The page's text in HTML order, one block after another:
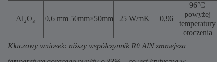
Al₂O₃ 0,6 mm 50mm×50mm 25 W/mK 0,96
96°C
powyżej
temperatury
otoczenia
Kluczowy wniosek: niższy współczynnik Rθ AlN zmniejsza